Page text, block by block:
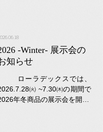
-Winter- 展示会の
知らせ
ローラデックスでは、
㈫ ~7.30㈭の期間で
年冬商品の展示会を開…